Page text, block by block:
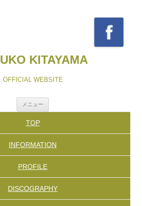
KITAYAMA
OFFICIAL WEBSITE
メニュー
ツ
ス
キ
TOP
INFORMATION
PROFILE
DISCOGRAPHY